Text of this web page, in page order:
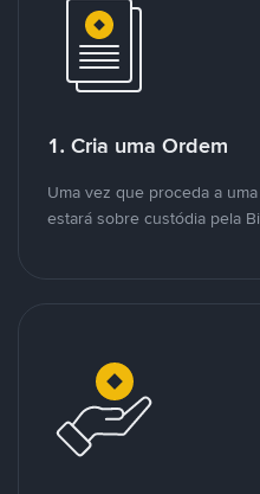
1. Cria uma Ordem
Uma vez que proceda a
estará sobre custódia pela